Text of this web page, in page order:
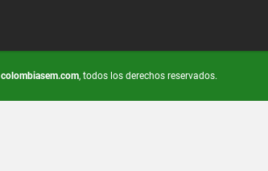
colombiasem.com, todos los derechos reservados.